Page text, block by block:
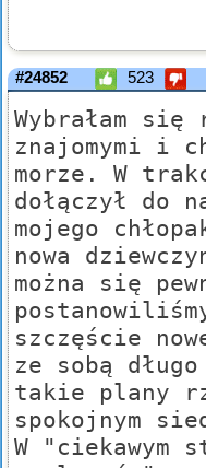
#24852 523
Wybrałam się
znajomymi i
morze. W
dołączył do
mojego
nowa
można się
szczęście
ze sobą
takie plany
spokojnym
W "ciekawym